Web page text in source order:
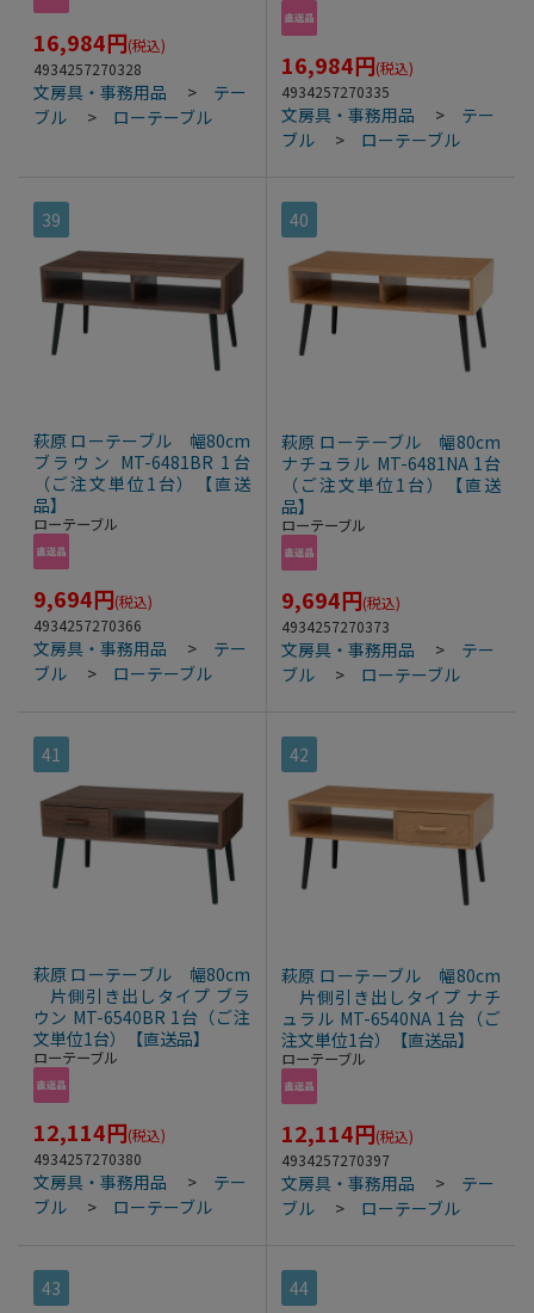
16,984円(税込)
4934257270328
文房具・事務用品 > テー
ブル
> ローテーブル
16,984円(税込)
4934257270335
文房具・事務用品 > テー
ブル
> ローテーブル
39
萩原 ローテーブル 幅80cm
ブラウン MT-6481BR 1台
（ご注文単位1台）【直送
品】
ローテーブル
9,694円(税込)
4934257270366
文房具・事務用品 > テー
ブル
> ローテーブル
40
萩原 ローテーブル 幅80cm
ナチュラル MT-6481NA 1台
（ご注文単位1台）【直送
品】
ローテーブル
9,694円(税込)
4934257270373
文房具・事務用品 > テー
ブル
> ローテーブル
41
萩原 ローテーブル 幅80cm
片側引き出しタイプ ブラ
ウン MT-6540BR 1台（ご注
文単位1台）【直送品】
ローテーブル
12,114円(税込)
4934257270380
文房具・事務用品 > テー
ブル
> ローテーブル
42
萩原 ローテーブル 幅80cm
片側引き出しタイプ ナチ
ュラル MT-6540NA 1台（ご
注文単位1台）【直送品】
ローテーブル
12,114円(税込)
4934257270397
文房具・事務用品 > テー
ブル
> ローテーブル
43 44